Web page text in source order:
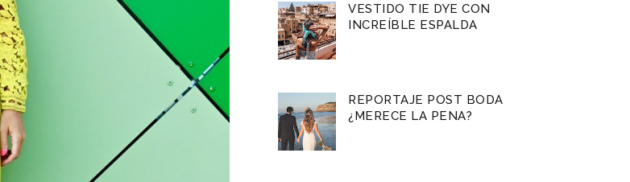
VESTIDO TIE DYE CON
INCREÍBLE ESPALDA
REPORTAJE POST BODA
¿MERECE LA PENA?